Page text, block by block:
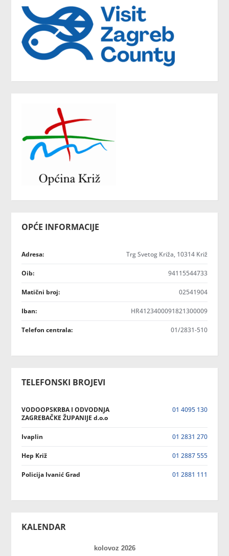
OPĆE INFORMACIJE
Adresa: Trg Svetog Križa, 10314 Križ
Oib: 94115544733
Matični broj: 02541904
Iban: HR4123400091821300009
Telefon centrala: 01/2831-510
TELEFONSKI BROJEVI
VODOOPSKRBA I ODVODNJA
ZAGREBAČKE ŽUPANIJE d.o.o
01 4095 130
Ivaplin 01 2831 270
Hep Križ 01 2887 555
Policija Ivanić Grad 01 2881 111
KALENDAR
kolovoz 2026